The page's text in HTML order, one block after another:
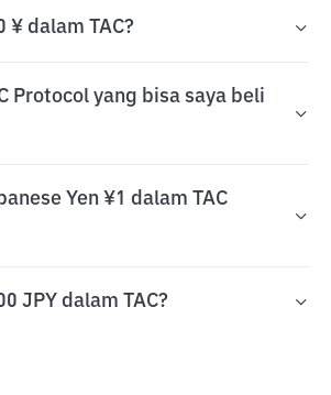
¥ dalam TAC?
Protocol yang bisa saya beli
Yen ¥1 dalam TAC
JPY dalam TAC?